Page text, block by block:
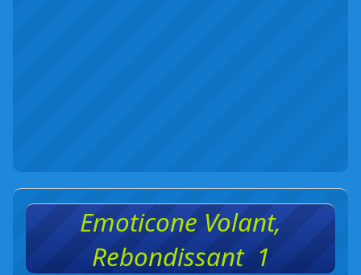
Emoticone Volant,
Rebondissant 1